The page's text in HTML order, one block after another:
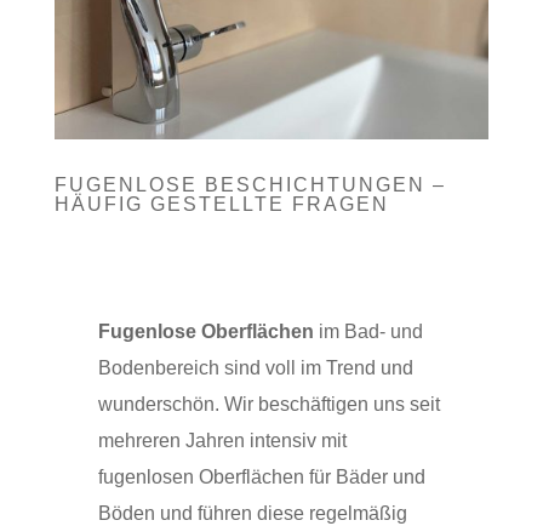
FUGENLOSE BESCHICHTUNGEN –
HÄUFIG GESTELLTE FRAGEN
Fugenlose Oberflächen im Bad- und
Bodenbereich sind voll im Trend und
wunderschön. Wir beschäftigen uns seit
mehreren Jahren intensiv mit
fugenlosen Oberflächen für Bäder und
Böden und führen diese regelmäßig